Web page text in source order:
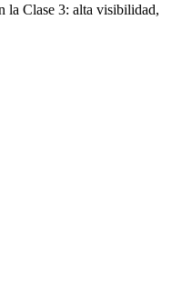
la Clase 3: alta visibilidad,